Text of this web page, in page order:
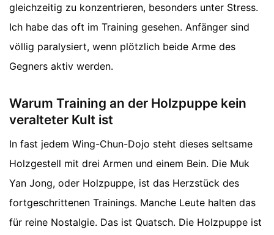
gleichzeitig zu konzentrieren, besonders unter Stress.
Ich habe das oft im Training gesehen. Anfänger sind
völlig paralysiert, wenn plötzlich beide Arme des
Gegners aktiv werden.
Warum Training an der Holzpuppe kein
veralteter Kult ist
In fast jedem Wing-Chun-Dojo steht dieses seltsame
Holzgestell mit drei Armen und einem Bein. Die Muk
Yan Jong, oder Holzpuppe, ist das Herzstück des
fortgeschrittenen Trainings. Manche Leute halten das
für reine Nostalgie. Das ist Quatsch. Die Holzpuppe ist